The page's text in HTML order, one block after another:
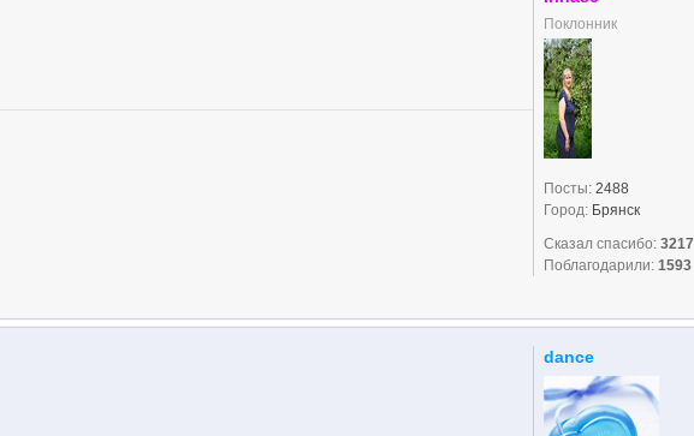
Поклонник
Посты: 2488
Город: Брянск
Сказал спасибо: 3217
Поблагодарили: 1593
dance